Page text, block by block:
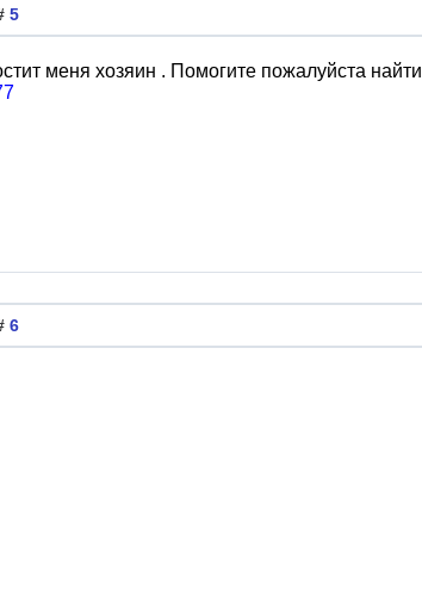
5
меня хозяин . Помогите пожалуйста найти
6